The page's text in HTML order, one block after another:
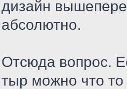
дизайн
абсолютно.
Отсюда вопрос.
тыр можно что